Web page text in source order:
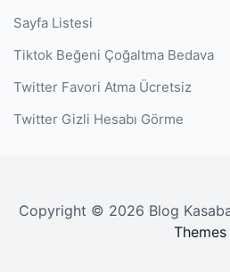
Sayfa Listesi
Tiktok Beğeni Çoğaltma Bedava
Twitter Favori Atma Ücretsiz
Twitter Gizli Hesabı Görme
Copyright © 2026 Blog
Themes